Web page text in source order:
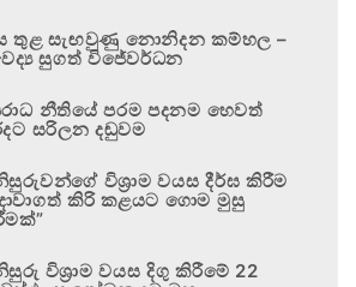
තුළ සැඟවුණු නොනිදන කම්හල –
සුගත් විජේවර්ධන
නීතියේ පරම පදනම හෙවත්
සරිලන දඬුවම
විශ්‍රාම වයස දීර්ඝ කිරීම
කිරි කළයට ගොම මුසු
විශ්‍රාම වයස දිගු කිරීමේ 22